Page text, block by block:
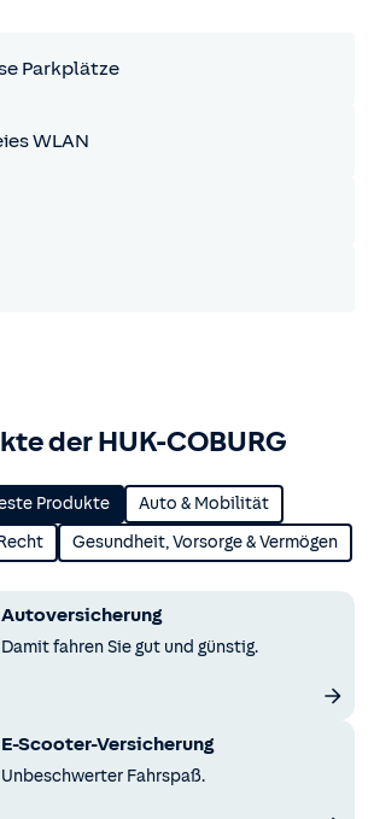
Parkplätze
WLAN
der HUK-COBURG
Produkte Auto & Mobilität
Gesundheit, Vorsorge & Vermögen
Autoversicherung
Damit fahren Sie gut und günstig.
E-Scooter-Versicherung
Unbeschwerter Fahrspaß.